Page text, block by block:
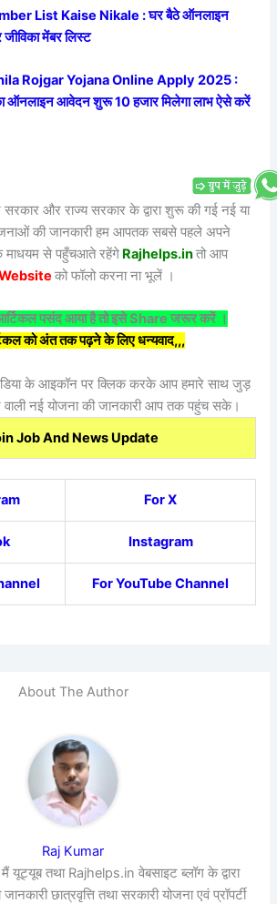
List Kaise Nikale : घर बैठे ऑनलाइन
मेंबर लिस्ट
Rojgar Yojana Online Apply 2025 :
का ऑनलाइन आवेदन शुरू 10 हजार मिलेगा लाभ ऐसे करें
और राज्य सरकार के द्वारा शुरू की गई नई या
की जानकारी हम आपतक सबसे पहले अपने
माधयम से पहुँचआते रहेंगे Rajhelps.inतो आप
को फॉलो करना ना भूलें ।
पसंद आया है तो इसे Share जरूर करें ।
को अंत तक पढ़ने के लिए धन्यवाद,,,
के आइकॉन पर क्लिक करके आप हमारे साथ जुड़
नई योजना की जानकारी आप तक पहुंच सके।
Job And News Update
For X
Instagram
For YouTube Channel
About The Author
Raj Kumar
यूट्यूब तथा Rajhelps.in वेबसाइट ब्लॉग के द्वारा
जानकारी छात्रवृत्ति तथा सरकारी योजना एवं प्रॉपर्टी